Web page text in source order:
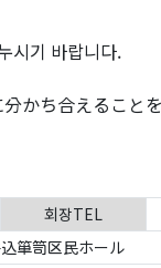
시기 바랍니다.
かち合えること
회장TEL
箪笥区民ホール